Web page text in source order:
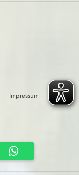
Impressum